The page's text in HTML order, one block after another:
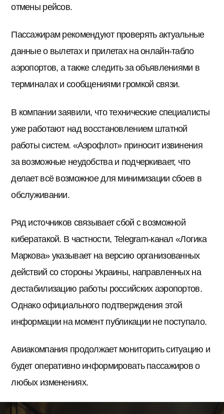
отмены рейсов.
Пассажирам рекомендуют проверять актуальные
данные о вылетах и прилетах на онлайн-табло
аэропортов, а также следить за объявлениями в
терминалах и сообщениями громкой связи.
В компании заявили, что технические специалисты
уже работают над восстановлением штатной
работы систем. «Аэрофлот» приносит извинения
за возможные неудобства и подчеркивает, что
делает всё возможное для минимизации сбоев в
обслуживании.
Ряд источников связывает сбой с возможной
кибератакой. В частности, Telegram-канал «Логика
Маркова» указывает на версию организованных
действий со стороны Украины, направленных на
дестабилизацию работы российских аэропортов.
Однако официального подтверждения этой
информации на момент публикации не поступало.
Авиакомпания продолжает мониторить ситуацию и
будет оперативно информировать пассажиров о
любых изменениях.